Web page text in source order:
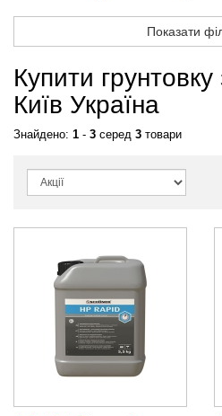
Показати
Купити
Київ Україна
Знайдено: 1 - 3 серед 3 товари